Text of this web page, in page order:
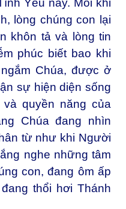
Yêu này. Mỗi khi
lòng chúng con lại
khôn tả và lòng tin
phúc biết bao khi
Chúa, được ở
sự hiện diện sống
quyền năng của
Chúa đang nhìn
từ như khi Người
nghe những tâm
con, đang ôm ấp
thổi hơi Thánh